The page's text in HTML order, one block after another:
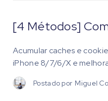
[4 Métodos]
Acumular caches e
iPhone 8/7/6/X e
Postado por Miguel